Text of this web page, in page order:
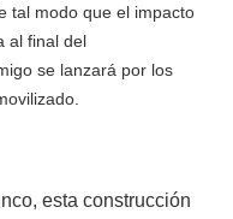
tal modo que el impacto
al final del
se lanzará por los
esta construcción